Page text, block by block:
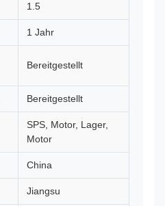
1.5
1 Jahr
Bereitgestellt
Bereitgestellt
SPS, Motor, Lager,
Motor
China
Jiangsu